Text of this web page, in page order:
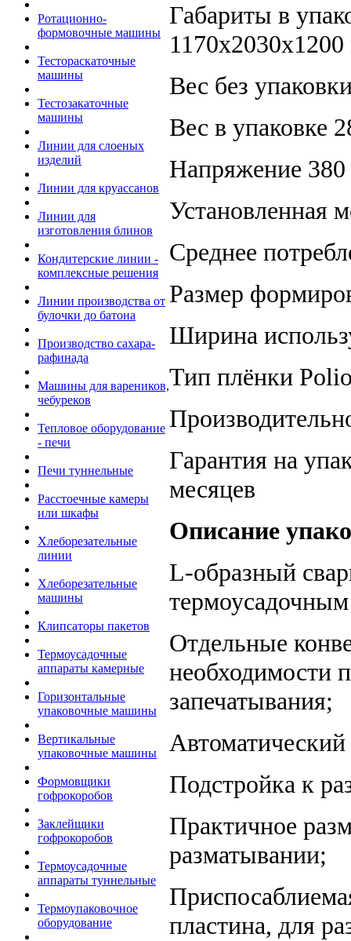
Ротационно-
формовочные машины
Тестораскаточные
машины
Тестозакаточные
машины
Линии для слоеных
изделий
Линии для круассанов
Линии для
изготовления блинов
Кондитерские линии -
комплексные решения
Линии производства от
булочки до батона
Производство сахара-
рафинада
Машины для вареников,
чебуреков
Тепловое оборудование
- печи
Печи туннельные
Расстоечные камеры
или шкафы
Хлеборезательные
линии
Хлеборезательные
машины
Клипсаторы пакетов
Термоусадочные
аппараты камерные
Горизонтальные
упаковочные машины
Вертикальные
упаковочные машины
Формовщики
гофрокоробов
Заклейщики
гофрокоробов
Термоусадочные
аппараты туннельные
Термоупаковочное
оборудование
Габариты в
Вес без
Вес в упаковке
Напряжение
Установленная
Среднее
Размер
Ширина
Тип плёнки
Гарантия на
месяцев
Описание
L-образный
Отдельные
необходимости
запечатывания;
Подстройка к
Практичное
разматывании;
пластина, для